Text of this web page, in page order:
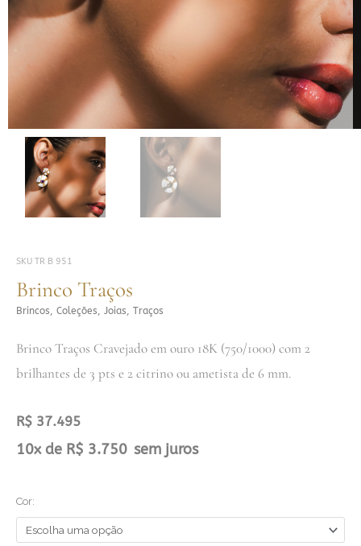
SKU TR B 951
Brinco Traços
Brincos Coleções Joias Traços
Brinco Traços Cravejado em ouro 18K (750/1000) com 2
brilhantes de 3 pts e 2 citrino ou ametista de 6 mm.
R$ 37.495
10x de R$ 3.750 sem juros
Cor:
Brinco